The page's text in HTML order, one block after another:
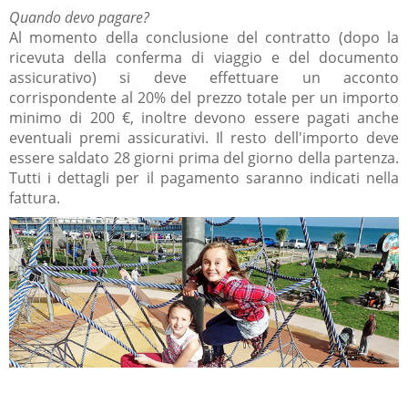
Quando devo pagare?
Al momento della conclusione del contratto (dopo la
ricevuta della conferma di viaggio e del documento
assicurativo) si deve effettuare un acconto
corrispondente al 20% del prezzo totale per un importo
minimo di 200 €, inoltre devono essere pagati anche
eventuali premi assicurativi. Il resto dell'importo deve
essere saldato 28 giorni prima del giorno della partenza.
Tutti i dettagli per il pagamento saranno indicati nella
fattura.